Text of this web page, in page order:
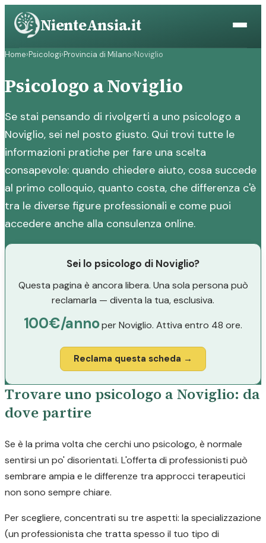
Vai
contenuto
NienteAnsia.it
Home›Psicologi›Provincia di Milano›Noviglio
Psicologo a Noviglio
Se stai pensando di rivolgerti a uno psicologo a
Noviglio, sei nel posto giusto. Qui trovi tutte le
informazioni pratiche per fare una scelta
consapevole: quando chiedere aiuto, cosa succede
al primo colloquio, quanto costa, che differenza c'è
tra le diverse figure professionali e come puoi
accedere anche alla consulenza online.
Sei lo psicologo di Noviglio?
Questa pagina è ancora libera. Una sola persona può
reclamarla — diventa la tua, esclusiva.
100€/annoper Noviglio. Attiva entro 48 ore.
Reclama questa scheda →
Trovare uno psicologo a Noviglio: da
dove partire
Se è la prima volta che cerchi uno psicologo, è normale
sentirsi un po' disorientati. L'offerta di professionisti può
sembrare ampia e le differenze tra approcci terapeutici
non sono sempre chiare.
Per scegliere, concentrati su tre aspetti: la specializzazione
(un professionista che tratta spesso il tuo tipo di